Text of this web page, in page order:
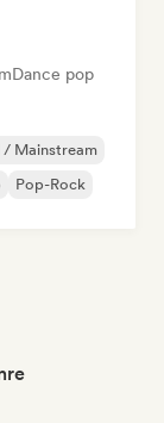
Dance pop
/ Mainstream
Pop-Rock